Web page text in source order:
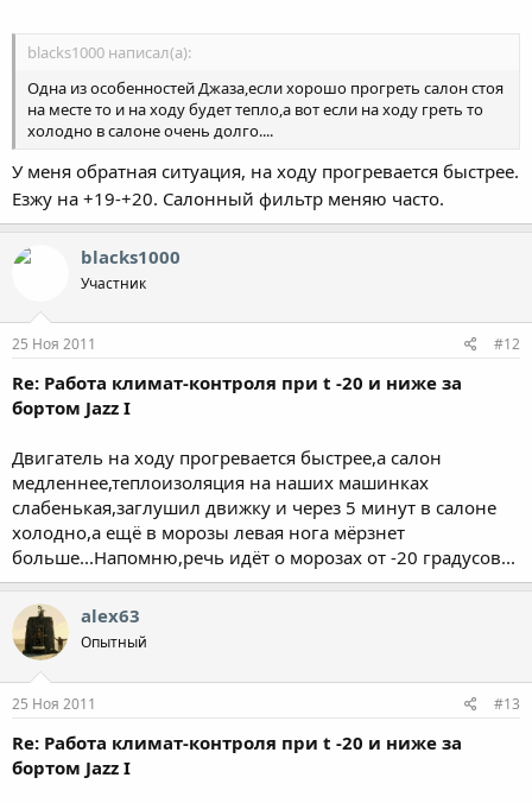
blacks1000 написал(а):
Одна из особенностей Джаза,если хорошо прогреть салон стоя
на месте то и на ходу будет тепло,а вот если на ходу греть то
холодно в салоне очень долго....
У меня обратная ситуация, на ходу прогревается быстрее.
Езжу на +19-+20. Салонный фильтр меняю часто.
blacks1000
Участник
25 Ноя 2011 #12
Re: Работа климат-контроля при t -20 и ниже за
бортом Jazz I
Двигатель на ходу прогревается быстрее,а салон
медленнее,теплоизоляция на наших машинках
слабенькая,заглушил движку и через 5 минут в салоне
холодно,а ещё в морозы левая нога мёрзнет
больше...Напомню,речь идёт о морозах от -20 градусов...
alex63
Опытный
25 Ноя 2011 #13
Re: Работа климат-контроля при t -20 и ниже за
бортом Jazz I